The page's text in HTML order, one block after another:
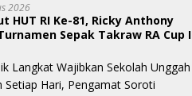
2026
HUT RI Ke-81, Ricky Anthony
Sepak Takraw RA Cup I